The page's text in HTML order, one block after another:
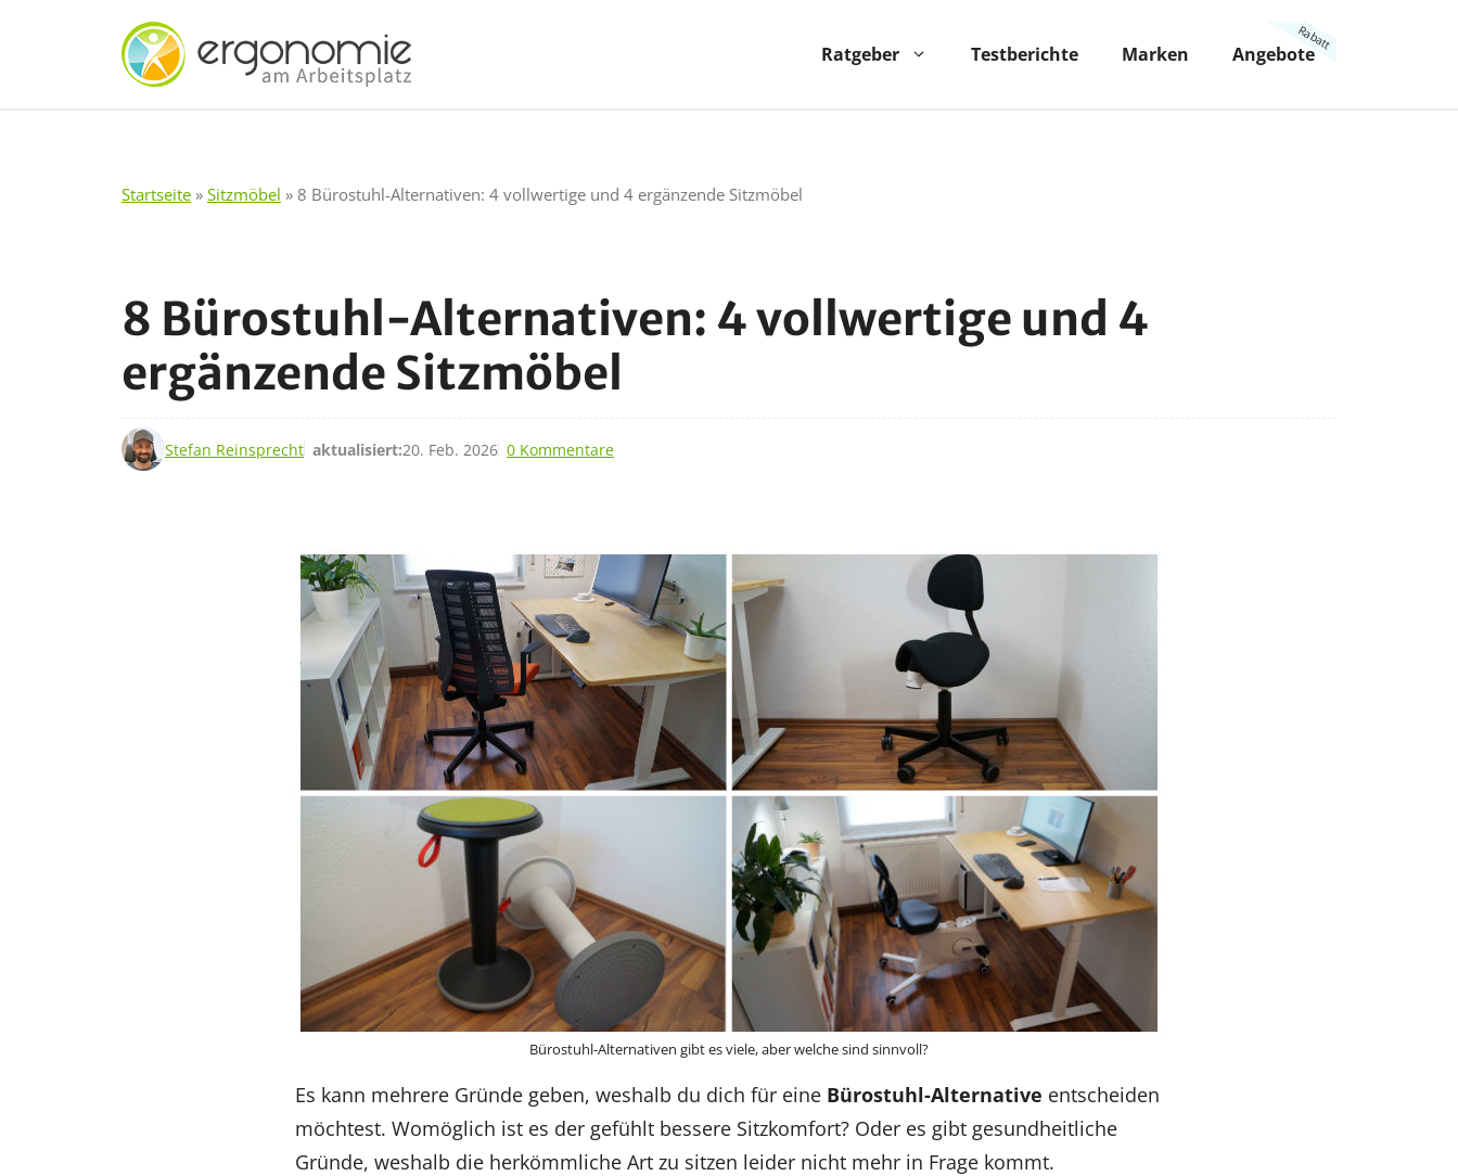
Ratgeber Testberichte Marken Angebote
Startseite » Sitzmöbel » 8 Bürostuhl-Alternativen: 4 vollwertige und 4 ergänzende Sitzmöbel
8 Bürostuhl-Alternativen: 4 vollwertige und 4
ergänzende Sitzmöbel
Stefan Reinsprecht aktualisiert:20. Feb. 2026
20. Apr. 2021 0 Kommentare
Bürostuhl-Alternativen gibt es viele, aber welche sind sinnvoll?
Es kann mehrere Gründe geben, weshalb du dich für eine Bürostuhl-Alternative entscheiden
möchtest. Womöglich ist es der gefühlt bessere Sitzkomfort? Oder es gibt gesundheitliche
Gründe, weshalb die herkömmliche Art zu sitzen leider nicht mehr in Frage kommt.